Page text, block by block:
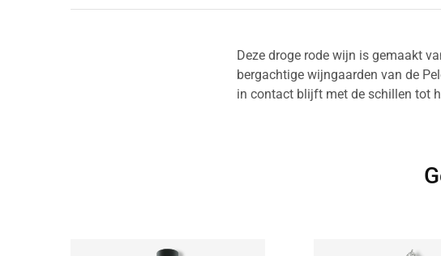
Deze droge rode wijn is gemaakt
bergachtige wijngaarden van de
in contact blijft met de schillen tot